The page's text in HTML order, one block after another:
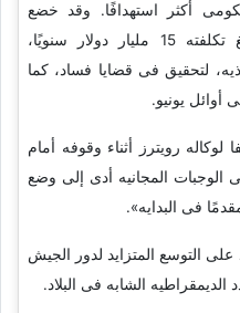
أکثر استهدافًا. وقد خضع
برنامج الوجبات المجانیه الذی تبلغ تکلفته 15 ملیار دولار سنویًا،
لتحقیق فی قضایا فساد، کما
أوائل یونیو.
لوکاله رویترز أثناء وقوفه أمام
الوجبات المجانیه أدى إلى وضع
فی البدایه».
التوسع المتزاید لدور الجیش
الشابه فی البلاد.